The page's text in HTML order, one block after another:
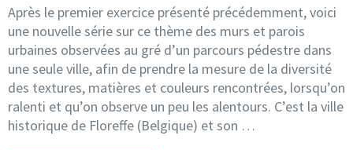
Après le premier exercice présenté précédemment, voici
une nouvelle série sur ce thème des murs et parois
urbaines observées au gré d’un parcours pédestre dans
une seule ville, afin de prendre la mesure de la diversité
des textures, matières et couleurs rencontrées, lorsqu’on
ralenti et qu’on observe un peu les alentours. C’est la ville
historique de Floreffe (Belgique) et son …